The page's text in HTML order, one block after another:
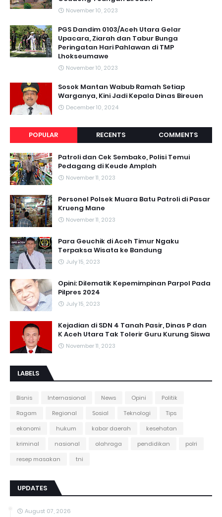
November 10, 2023
PGS Dandim 0103/Aceh Utara Gelar
Upacara, Ziarah dan Tabur Bunga
Peringatan Hari Pahlawan di TMP
Lhokseumawe
November 10, 2023
Sosok Mantan Wabub Ramah Setiap
Warganya, Kini Jadi Kepala Dinas Bireuen
December 10, 2024
POPULAR RECENTS COMMENTS
Patroli dan Cek Sembako, Polisi Temui
Pedagang di Keude Amplah
November 11, 2023
Personel Polsek Muara Batu Patroli di Pasar
Krueng Mane
November 11, 2023
Para Geuchik di Aceh Timur Ngaku
Terpaksa Wisata ke Bandung
July 15, 2023
Opini: Dilematik Kepemimpinan Parpol Pada
Pilpres 2024
July 15, 2023
Kejadian di SDN 4 Tanah Pasir, Dinas P dan
K Aceh Utara Tak Tolerir Guru Kurung Siswa
November 11, 2023
LABELS
Bisnis Internasional News Opini
Politik
Ragam
Regional Sosial Teknologi
Tips
ekonomi
hukum kabar daerah
kesehatan
kriminal
nasional olahraga pendidikan
polri
resep masakan
tni
UPDATES
August 07, 2026